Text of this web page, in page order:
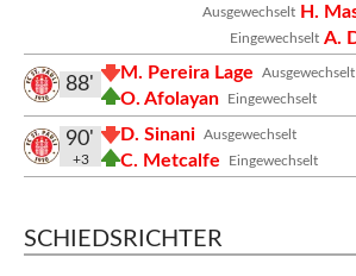
Ausgewechselt H.
Eingewechselt A.
Ausgewechselt
M. Pereira Lage
Eingewechselt
O. Afolayan
88'
Ausgewechselt
D. Sinani
Eingewechselt
C. Metcalfe
90'
+3
SCHIEDSRICHTER